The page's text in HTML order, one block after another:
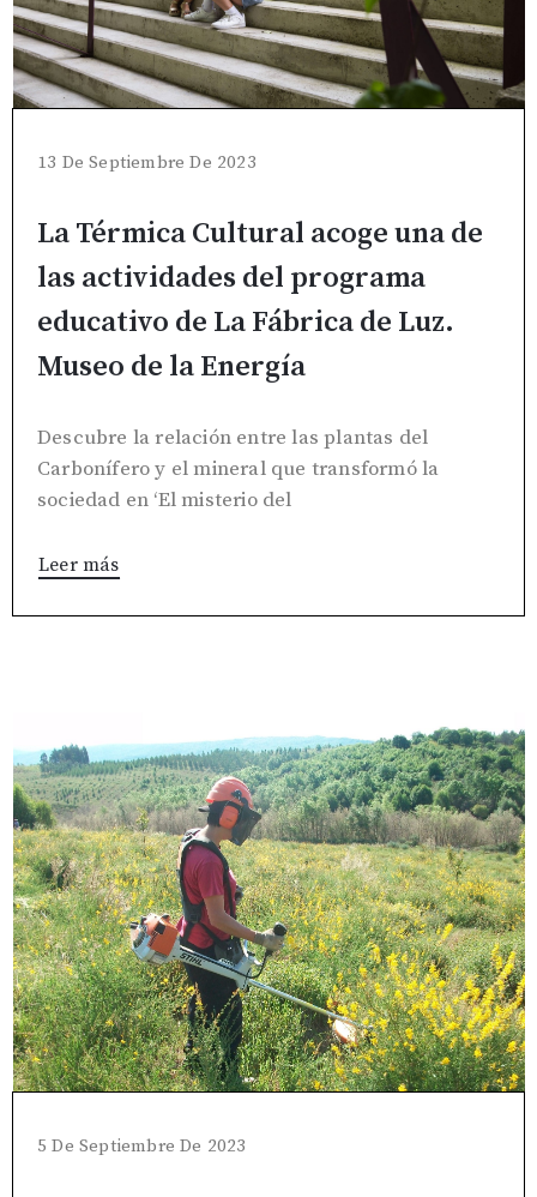
13 De Septiembre De 2023
La Térmica Cultural acoge una de
las actividades del programa
educativo de La Fábrica de Luz.
Museo de la Energía
Descubre la relación entre las plantas del
Carbonífero y el mineral que transformó la
sociedad en ‘El misterio del
Leer más
5 De Septiembre De 2023